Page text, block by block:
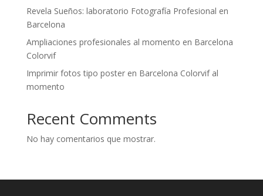
Revela Sueños: laboratorio Fotografía Profesional en
Barcelona
Ampliaciones profesionales al momento en Barcelona
Colorvif
Imprimir fotos tipo poster en Barcelona Colorvif al
momento
Recent Comments
No hay comentarios que mostrar.